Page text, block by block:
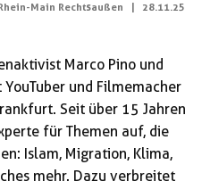
Main Rechtsaußen 28.11.25
Marco Pino und
und Filmemacher
Seit über 15 Jahren
für Themen auf, die
Islam, Migration, Klima,
mehr. Dazu verbreitet